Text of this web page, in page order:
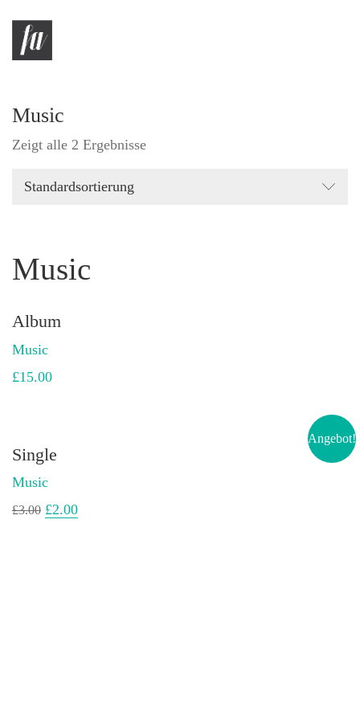
Music
Zeigt alle 2 Ergebnisse
Standardsortierung
Music
Album
Music
£15.00
Angebot!
Single
Music
£3.00 Ursprünglicher
£2.00Aktueller